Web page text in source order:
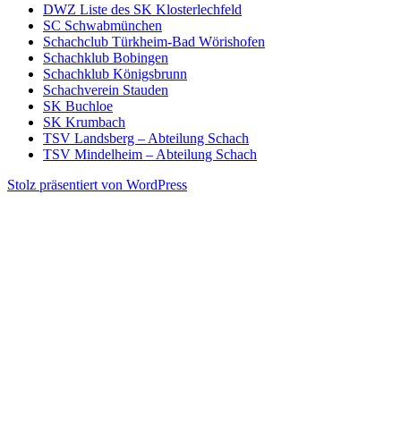
DWZ Liste des SK Klosterlechfeld
SC Schwabmünchen
Schachclub Türkheim-Bad Wörishofen
Schachklub Bobingen
Schachklub Königsbrunn
Schachverein Stauden
SK Buchloe
SK Krumbach
TSV Landsberg – Abteilung Schach
TSV Mindelheim – Abteilung Schach
Stolz präsentiert von WordPress